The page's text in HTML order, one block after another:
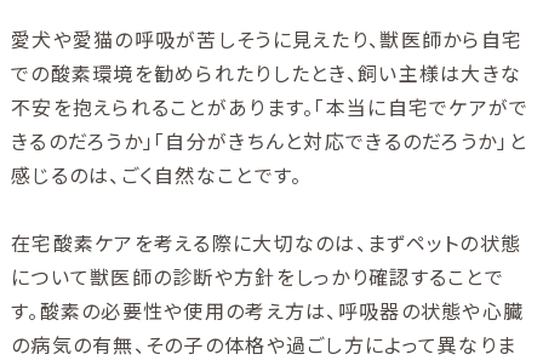
愛犬や愛猫の呼吸が苦しそうに見えたり、獣医師から自宅
での酸素環境を勧められたりしたとき、飼い主様は大きな
不安を抱えられることがあります。「本当に自宅でケアがで
きるのだろうか」「自分がきちんと対応できるのだろうか」と
感じるのは、ごく自然なことです。
在宅酸素ケアを考える際に大切なのは、まずペットの状態
について獣医師の診断や方針をしっかり確認することで
す。酸素の必要性や使用の考え方は、呼吸器の状態や心臓
の病気の有無、その子の体格や過ごし方によって異なりま